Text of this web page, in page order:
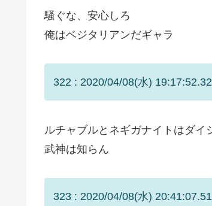
騒ぐな、安心しろ
俺はベジタリアンだギャラ
322 : 2020/04/08(水)
ルチャブルとネギガナイトはダ
武神は知らん
323 : 2020/04/08(水)